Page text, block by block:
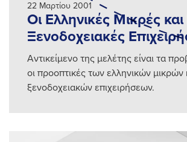
22 Μαρτίου 2001
Οι Ελληνικές Μικρές
Ξενοδοχειακές
Αντικείμενο της μελέτης είναι τα
οι προοπτικές των ελληνικών μικρών
ξενοδοχειακών επιχειρήσεων.